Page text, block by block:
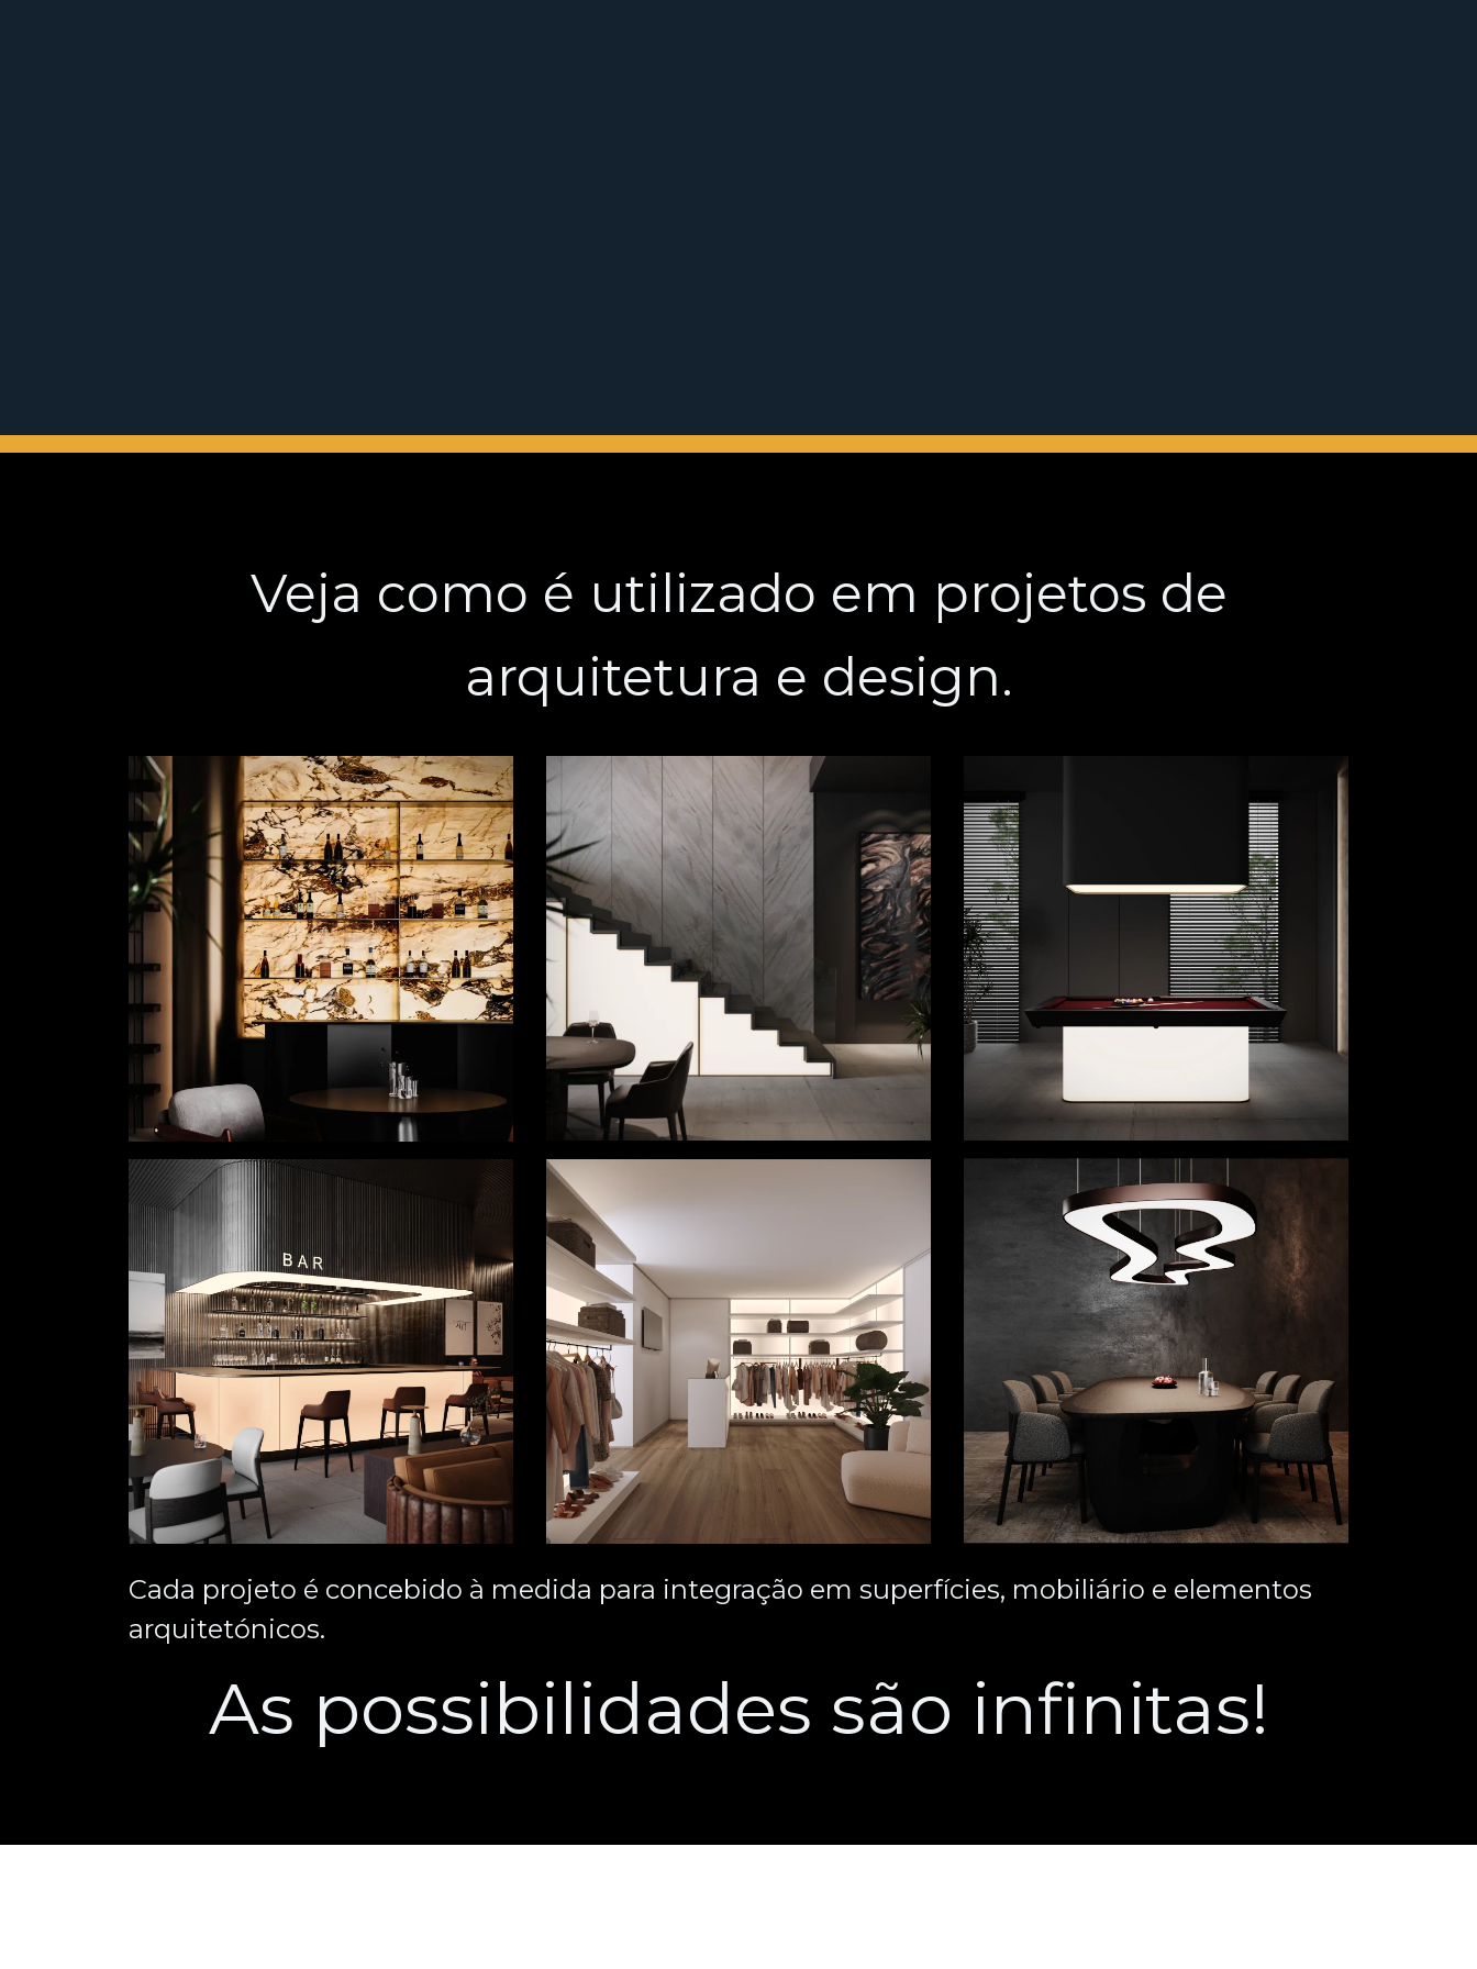
Veja como é utilizado em projetos de
arquitetura e design.
Cada projeto é concebido à medida para integração em superfícies, mobiliário e elementos
arquitetónicos.
As possibilidades são infinitas!